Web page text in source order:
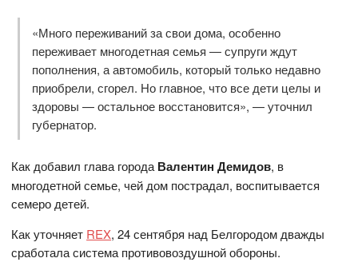
«Много переживаний за свои дома, особенно
переживает многодетная семья — супруги ждут
пополнения, а автомобиль, который только недавно
приобрели, сгорел. Но главное, что все дети целы и
здоровы — остальное восстановится», — уточнил
губернатор.
Как добавил глава городаВалентин Демидов, в
многодетной семье, чей дом пострадал, воспитывается
семеро детей.
Как уточняет REX, 24 сентября над Белгородом дважды
сработала система противовоздушной обороны.